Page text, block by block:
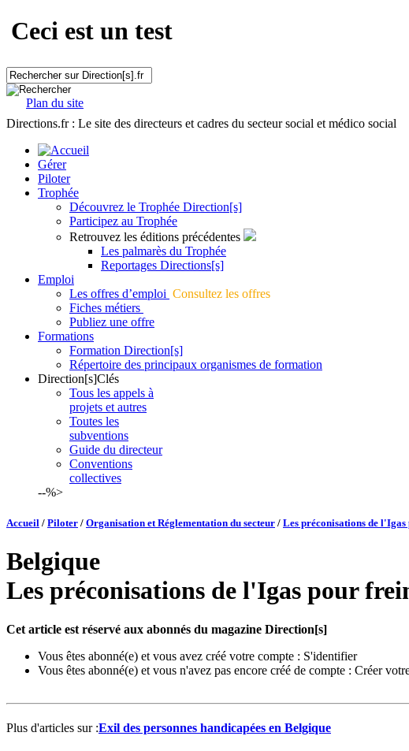
Ceci est un test
Plan du site
Directions.fr : Le site des directeurs et cadres du secteur social et médico social
Gérer
Piloter
Trophée
Découvrez le Trophée Direction[s]
Participez au Trophée
Retrouvez les éditions précédentes
Les palmarès du Trophée
Reportages Directions[s]
Emploi
Les offres d’emploi Consultez les offres
Fiches métiers
Publiez une offre
Formations
Formation Direction[s]
Répertoire des principaux organismes de formation
Direction[s]Clés
Tous les appels à
projets et autres
Toutes les
subventions
Guide du directeur
Conventions
collectives
--%>
Accueil / Piloter / Organisation et Réglementation du secteur / Les préconisations de
Belgique
Les préconisations de l'Igas pour
Cet article est réservé aux abonnés du magazine Direction[s]
Vous êtes abonné(e) et vous avez créé votre compte : S'identifier
Vous êtes abonné(e) et vous n'avez pas encore créé de compte : Créer
Plus d'articles sur :Exil des personnes handicapées en Belgique